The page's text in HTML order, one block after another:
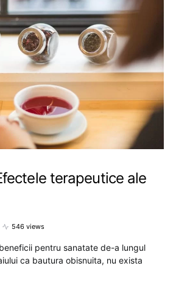
terapeutice ale
546 views
pentru sanatate de-a lungul
ca bautura obisnuita, nu exista